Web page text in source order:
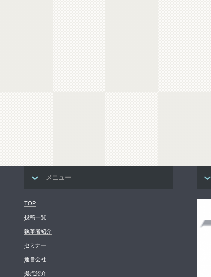
メニュー
TOP
投稿一覧
執筆者紹介
セミナー
運営会社
拠点紹介